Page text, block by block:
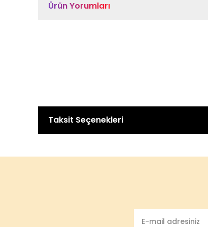
Ürün Yorumları
Taksit Seçenekleri